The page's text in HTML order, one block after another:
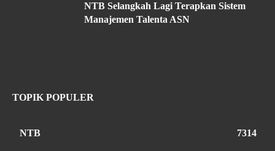
NTB Selangkah Lagi Terapkan Sistem
Manajemen Talenta ASN
TOPIK POPULER
NTB 7314